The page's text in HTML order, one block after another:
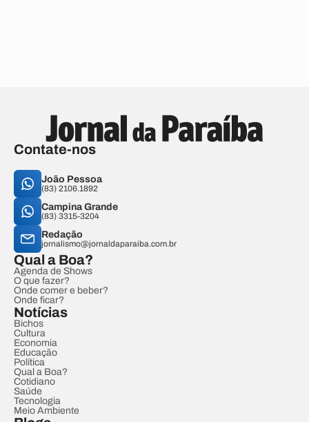
Contate-nos
João Pessoa
(83) 2106.1892
Campina Grande
(83) 3315-3204
Redação
jornalismo@jornaldaparaiba.com.br
Qual a Boa?
Agenda de Shows
O que fazer?
Onde comer e beber?
Onde ficar?
Notícias
Bichos
Cultura
Economia
Educação
Política
Qual a Boa?
Cotidiano
Saúde
Tecnologia
Meio Ambiente